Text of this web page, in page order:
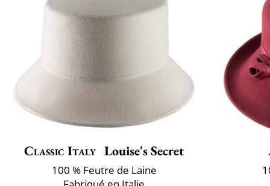
Classic Italy Louise's Secret
100 % Feutre de Laine